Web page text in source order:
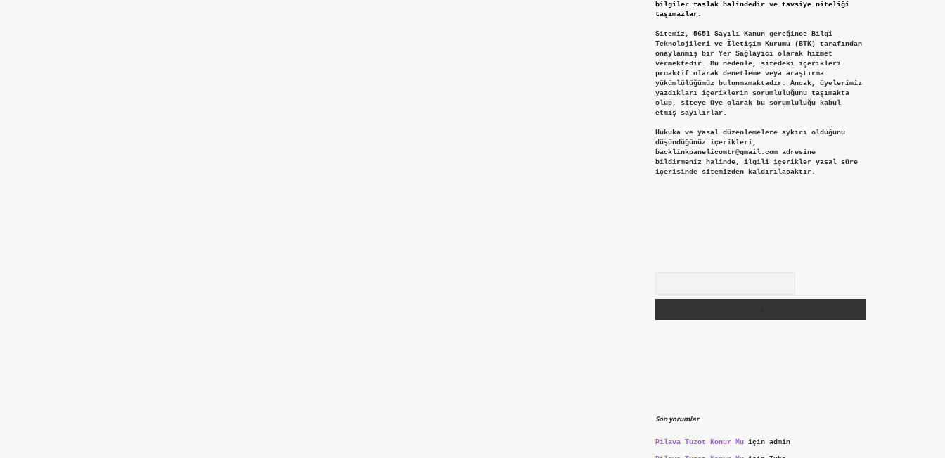
bilgiler taslak halindedir ve tavsiye niteliği
taşımazlar.
Sitemiz, 5651 Sayılı Kanun gereğince Bilgi
Teknolojileri ve İletişim Kurumu (BTK) tarafından
onaylanmış bir Yer Sağlayıcı olarak hizmet
vermektedir. Bu nedenle, sitedeki içerikleri
proaktif olarak denetleme veya araştırma
yükümlülüğümüz bulunmamaktadır. Ancak, üyelerimiz
yazdıkları içeriklerin sorumluluğunu taşımakta
olup, siteye üye olarak bu sorumluluğu kabul
etmiş sayılırlar.
Hukuka ve yasal düzenlemelere aykırı olduğunu
düşündüğünüz içerikleri,
backlinkpanelicomtr@gmail.comadresine
bildirmeniz halinde, ilgili içerikler yasal süre
içerisinde sitemizden kaldırılacaktır.
Son yorumlar
Pilava Tuzot Konur Muiçin admin